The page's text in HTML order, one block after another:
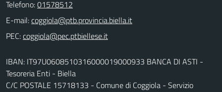
Telefono:01578512
E-mail:
PEC:
IBAN: IT97U0608510316000019000933 BANCA DI ASTI -
Tesoreria Enti - Biella
C/C POSTALE 15718133 - Comune di Coggiola - Servizio